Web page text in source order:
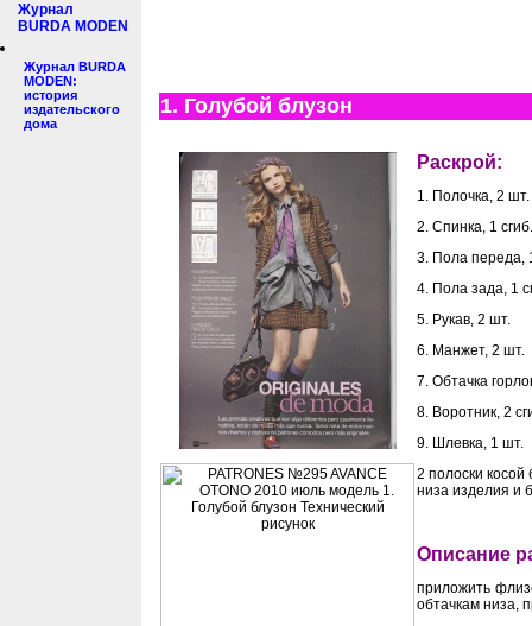
Журнал
BURDA MODEN
Журнал BURDA
MODEN:
история
издательского
дома
1. Голубой блузон
Раскрой:
1. Полочка, 2 шт.
2. Спинка, 1 сгиб.
3. Пола переда,
4. Пола зада, 1
5. Рукав, 2 шт.
6. Манжет, 2 шт.
7. Обтачка
8. Воротник, 2
9. Шлевка, 1 шт.
2 полоски косой
низа изделия и
Описание
приложить
обтачкам низа,